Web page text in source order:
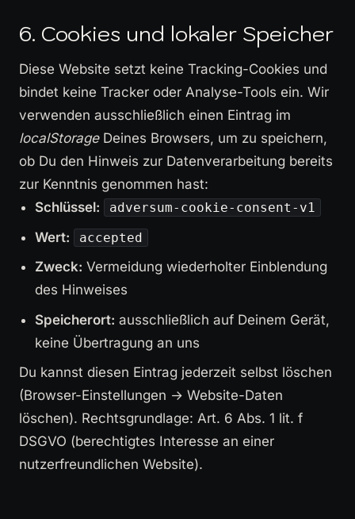
6. Cookies und lokaler Speicher
Diese Website setzt keine Tracking-Cookies und
bindet keine Tracker oder Analyse-Tools ein. Wir
verwenden ausschließlich einen Eintrag im
localStorageDeines Browsers, um zu speichern,
ob Du den Hinweis zur Datenverarbeitung bereits
zur Kenntnis genommen hast:
Schlüssel:
adversum-cookie-consent-v1
Wert: accepted
Zweck: Vermeidung wiederholter Einblendung
des Hinweises
Speicherort: ausschließlich auf Deinem Gerät,
keine Übertragung an uns
Du kannst diesen Eintrag jederzeit selbst löschen
(Browser-Einstellungen → Website-Daten
löschen). Rechtsgrundlage: Art. 6 Abs. 1 lit. f
DSGVO (berechtigtes Interesse an einer
nutzerfreundlichen Website).